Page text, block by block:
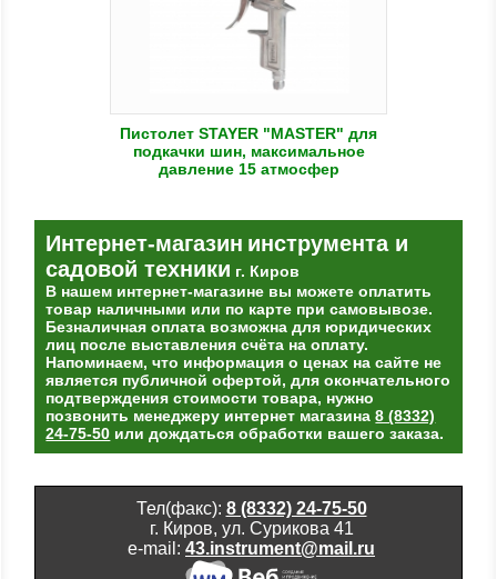
Пистолет STAYER "MASTER" для
подкачки шин, максимальное
давление 15 атмосфер
Интернет-магазин инструмента и
садовой техники г. Киров
В нашем интернет-магазине вы можете оплатить
товар наличными или по карте при самовывозе.
Безналичная оплата возможна для юридических
лиц после выставления счёта на оплату.
Напоминаем, что информация о ценах на сайте не
является публичной офертой, для окончательного
подтверждения стоимости товара, нужно
позвонить менеджеру интернет магазина8 (8332)
24-75-50 или дождаться обработки вашего заказа.
Тел(факс): 8 (8332) 24-75-50
г. Киров, ул. Сурикова 41
e-mail: 43.instrument@mail.ru